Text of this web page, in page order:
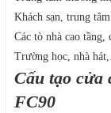
Khách sạn, trung
Các tò nhà cao tầng,
Trường học, nhà
Cấu tạo cửa
FC90